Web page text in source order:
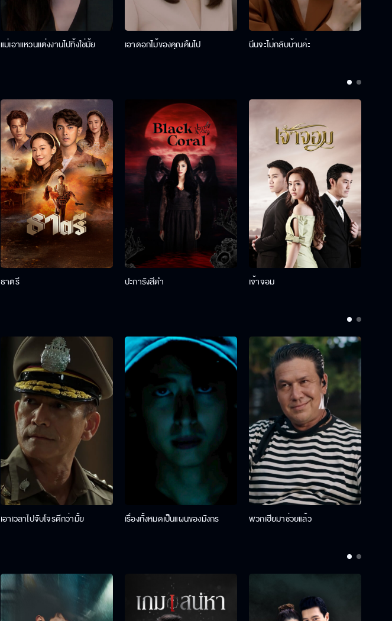
แม่เอาแหวนแต่งงานไปทิ้งใช่มั้ย เอาดอกไม้ของคุณคืนไป นีนจะไม่กลับบ้านค่ะ
ธาตรี ปะการังสีดำ เจ้าจอม
เอาเวลาไปจับโจรดีกว่ามั้ย เรื่องทั้งหมดเป็นแผนของมังกร พวกเฮียมาช่วยแล้ว